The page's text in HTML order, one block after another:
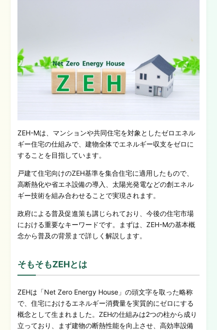
ZEH-Mは、マンションや共同住宅を対象としたゼロエネル
ギー住宅の仕組みで、建物全体でエネルギー収支をゼロに
することを目指しています。
戸建て住宅向けのZEH基準を集合住宅に適用したもので、
高断熱化や省エネ設備の導入、太陽光発電などの創エネル
ギー技術を組み合わせることで実現されます。
政府による普及促進策も講じられており、今後の住宅市場
における重要なキーワードです。まずは、ZEH-Mの基本概
念から普及の背景まで詳しく解説します。
そもそもZEHとは
ZEHは「Net Zero Energy House」の頭文字を取った略称
で、住宅におけるエネルギー消費量を実質的にゼロにする
概念として生まれました。ZEHの仕組みは2つの柱から成り
立っており、まず建物の断熱性能を向上させ、高効率設備